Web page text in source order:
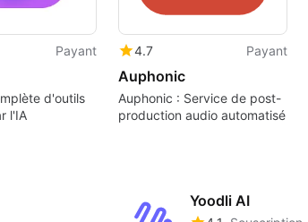
Payant
d'outils
l'IA
4.7 Payant
Auphonic
Auphonic : Service de post-
production audio automatisé
Yoodli AI